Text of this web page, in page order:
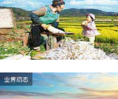
业界动态